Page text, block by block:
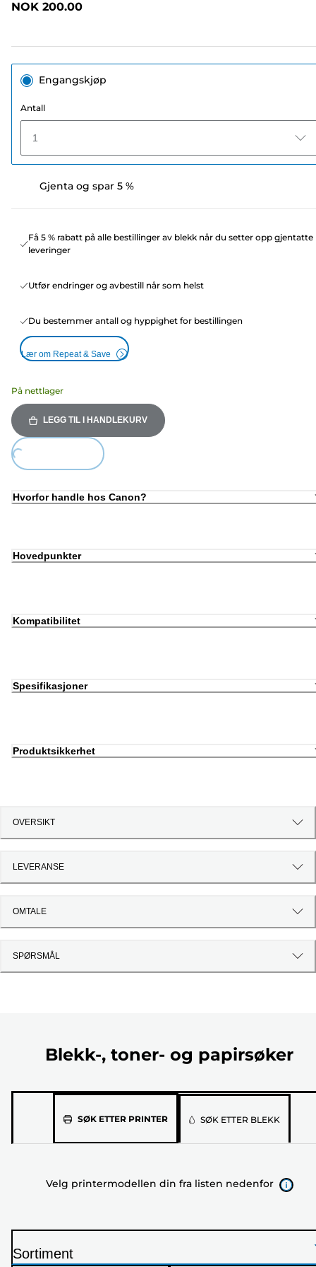
NOK 200.00
Engangskjøp
Antall
1
Gjenta og spar 5 %
Få 5 % rabatt på alle bestillinger av blekk når du setter opp gjentatte
leveringer
Utfør endringer og avbestill når som helst
Du bestemmer antall og hyppighet for bestillingen
Lær om Repeat & Save
På nettlager
LEGG TIL I HANDLEKURV
Hvorfor handle hos Canon?
Hovedpunkter
Kompatibilitet
Spesifikasjoner
Produktsikkerhet
OVERSIKT
LEVERANSE
OMTALE
SPØRSMÅL
Blekk-, toner- og papirsøker
SØK ETTER PRINTERVelg
listen
SØK ETTER BLEKK
Velg printermodellen din fra listen nedenfor
Sortiment